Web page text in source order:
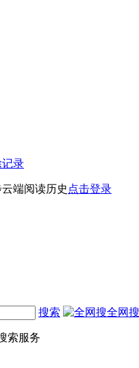
录
端阅读历史 点击登录
搜索 全网搜
索服务